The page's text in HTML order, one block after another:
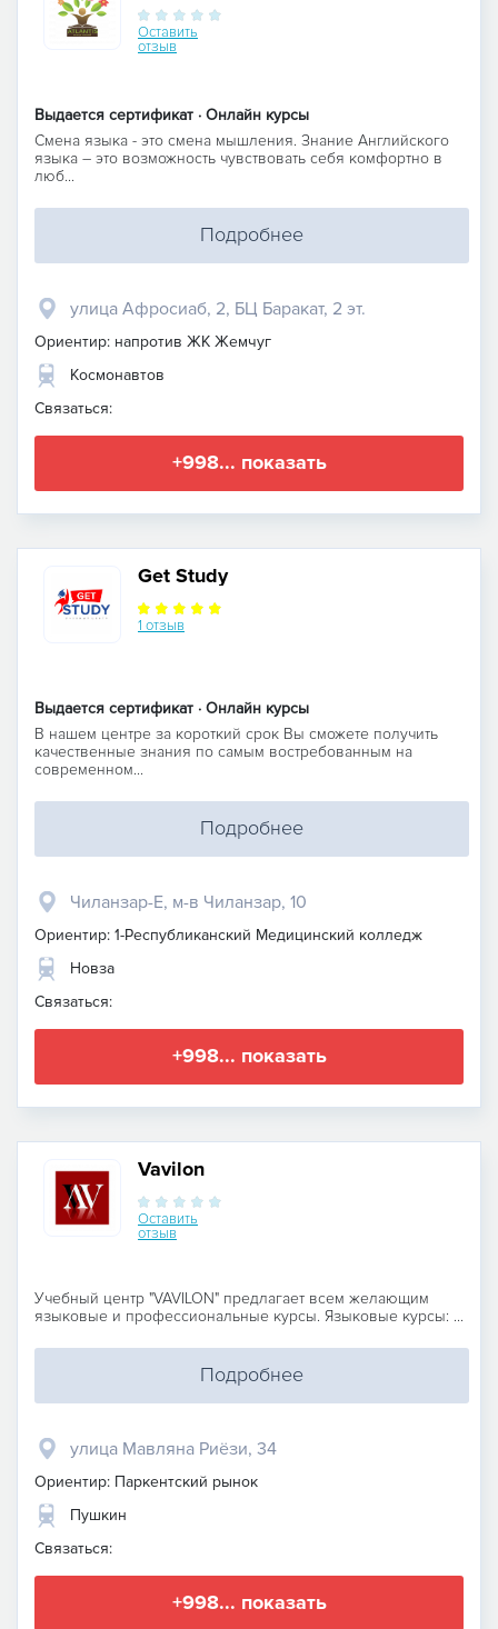
Оставить
отзыв
Выдается сертификат · Онлайн курсы
Смена языка - это смена мышления. Знание Английского
языка – это возможность чувствовать себя комфортно в
люб...
Подробнее
улица Афросиаб, 2, БЦ Баракат, 2 эт.
Ориентир: напротив ЖК Жемчуг
Космонавтов
Связаться:
+998... показать
Get Study
1 отзыв
Выдается сертификат · Онлайн курсы
В нашем центре за короткий срок Вы сможете получить
качественные знания по самым востребованным на
современном...
Подробнее
Чиланзар-Е, м-в Чиланзар, 10
Ориентир: 1-Республиканский Медицинский колледж
Новза
Связаться:
+998... показать
Vavilon
Оставить
отзыв
Учебный центр "VAVILON" предлагает всем желающим
языковые и профессиональные курсы. Языковые курсы: ...
Подробнее
улица Мавляна Риёзи, 34
Ориентир: Паркентский рынок
Пушкин
Связаться:
+998... показать